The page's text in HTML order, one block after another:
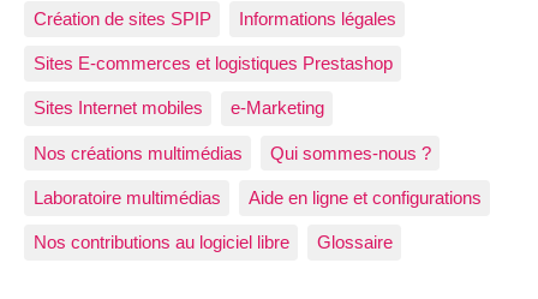
Création de sites SPIP Informations légales
Sites E-commerces et logistiques Prestashop
Sites Internet mobiles e-Marketing
Nos créations multimédias Qui sommes-nous ?
Laboratoire multimédias Aide en ligne et configurations
Nos contributions au logiciel libre Glossaire